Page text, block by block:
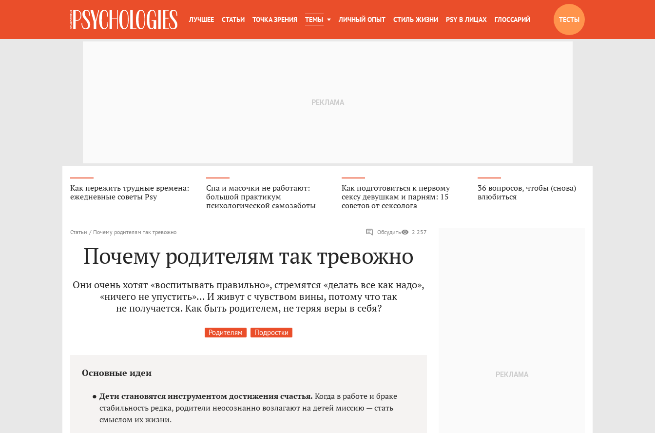
ЛУЧШЕЕ СТАТЬИ ТОЧКА ЗРЕНИЯ ТЕМЫ ЛИЧНЫЙ ОПЫТ СТИЛЬ ЖИЗНИ PSY В ЛИЦАХ ГЛОССАРИЙ ТЕСТЫ
Как пережить трудные времена:
ежедневные советы Psy
Спа и масочки не работают:
большой практикум
психологической самозаботы
Как подготовиться к первому
сексу девушкам и парням: 15
советов от сексолога
36 вопросов, чтобы (снова)
влюбиться
Статьи / Почему родителям так тревожно Обсудить 2 257
Почему родителям так тревожно
Они очень хотят «воспитывать правильно», стремятся «делать все как надо»,
«ничего не упустить»... И живут с чувством вины, потому что так
не получается. Как быть родителем, не теряя веры в себя?
Родителям Подростки
Основные идеи
Дети становятся инструментом достижения счастья. Когда в работе и браке
стабильность редка, родители неосознанно возлагают на детей миссию — стать
смыслом их жизни.